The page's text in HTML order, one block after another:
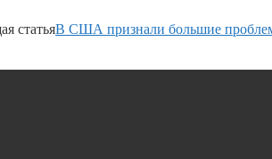
статьяВ США признали большие